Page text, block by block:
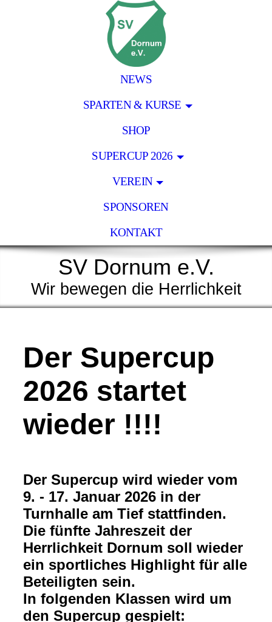
NEWS
SPARTEN & KURSE
SHOP
SUPERCUP 2026
VEREIN
SPONSOREN
KONTAKT
SV Dornum e.V.
Wir bewegen die Herrlichkeit
Der Supercup
2026 startet
wieder !!!!
Der Supercup wird wieder vom
9. - 17. Januar 2026 in der
Turnhalle am Tief stattfinden.
Die fünfte Jahreszeit der
Herrlichkeit Dornum soll wieder
ein sportliches Highlight für alle
Beteiligten sein.
In folgenden Klassen wird um
den Supercup gespielt: